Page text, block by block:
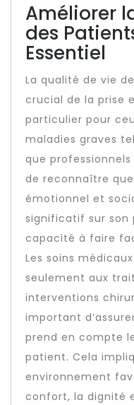
Améliorer
des
Essentiel
La qualité de vie
crucial de la prise
particulier pour
maladies graves
que
de reconnaître
émotionnel et
significatif sur son
capacité à faire
Les soins
seulement aux
interventions
important
prend en compte
patient. Cela
environnement
confort, la dignité